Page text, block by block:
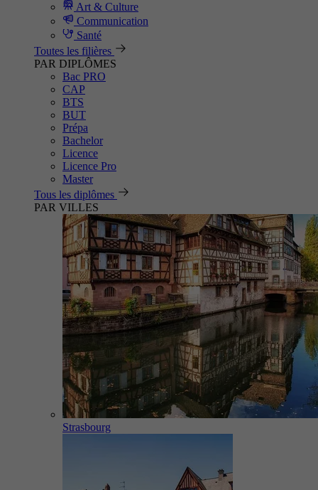
Art & Culture
Communication
Santé
Toutes les filières
PAR DIPLÔMES
Bac PRO
CAP
BTS
BUT
Prépa
Bachelor
Licence
Licence Pro
Master
Tous les diplômes
PAR VILLES
Strasbourg